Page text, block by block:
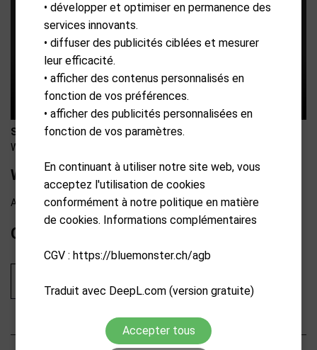
S34-A0206
Wellputt
Wellvision Plus
Available from external warehouse
CHF
Ajouter au panier
• développer et optimiser en permanence des
services innovants.
• diffuser des publicités ciblées et mesurer
leur efficacité.
• afficher des contenus personnalisés en
fonction de vos préférences.
• afficher des publicités personnalisées en
fonction de vos paramètres.
En continuant à utiliser notre site web, vous
acceptez l'utilisation de cookies
conformément à notre politique en matière
de cookies. Informations complémentaires
CGV : https://bluemonster.ch/agb
Traduit avec DeepL.com (version gratuite)
Accepter tous